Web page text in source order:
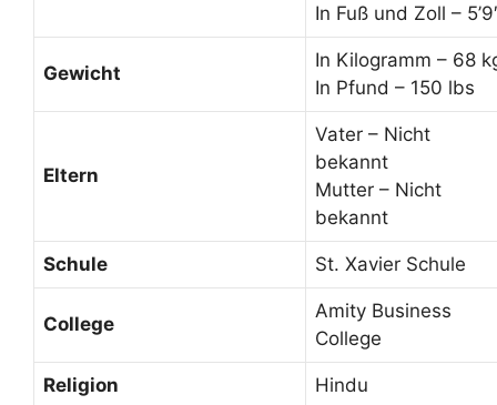
In Fuß und Zoll –
Gewicht
In Kilogramm – 68
In Pfund – 150 lbs
Eltern
Vater – Nicht
bekannt
Mutter – Nicht
bekannt
Schule St. Xavier Schule
College
Amity Business
College
Religion Hindu